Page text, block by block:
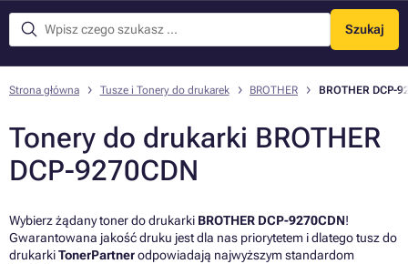
Szukaj
Menu
Strona główna Tusze i Tonery do drukarek BROTHER BROTHER DCP-
Tonery do drukarki BROTHER
DCP-9270CDN
Wybierz żądany toner do drukarki BROTHER DCP-9270CDN!
Gwarantowana jakość druku jest dla nas priorytetem i dlatego tusz do
drukarkiTonerPartnerodpowiadają najwyższym standardom